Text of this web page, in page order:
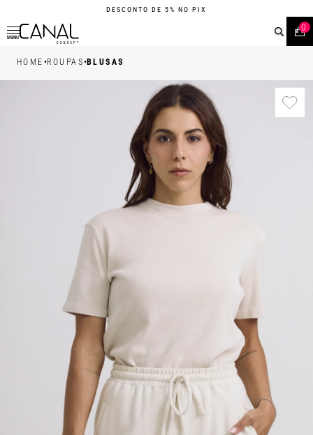
DESCONTO DE 5% NO PIX
MENU
0
HOME •ROUPAS•BLUSAS